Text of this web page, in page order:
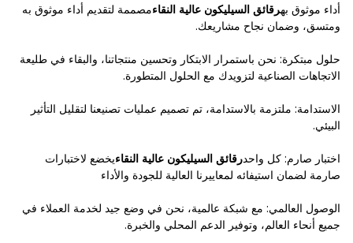
أداء موثوق بهرقائق السيليكون عالية النقاءمصممة لتقديم أداء موثوق به
ومتسق، وضمان نجاح مشاريعك.
حلول مبتكرة: نحن باستمرار الابتكار وتحسين منتجاتنا، والبقاء في طليعة
الاتجاهات الصناعية لتزويدك مع الحلول المتطورة.
الاستدامة: ملتزمة بالاستدامة، تم تصميم عمليات تصنيعنا لتقليل التأثير
البيئي.
اختبار صارم: كل واحدرقائق السيليكون عالية النقاءيخضع لاختبارات
صارمة لضمان استيفائه لمعاييرنا العالية للجودة والأداء
الوصول العالمي: مع شبكة عالمية، نحن في وضع جيد لخدمة العملاء في
جميع أنحاء العالم، وتوفير الدعم المحلي والخبرة.